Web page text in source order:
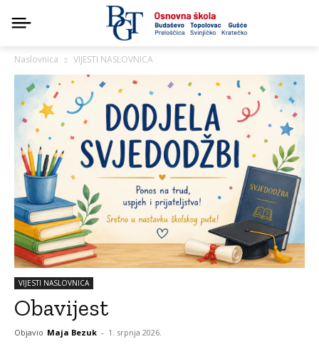
Naslovnica VIJESTI NASLOVNICA
VIJESTI NASLOVNICA
Obavijest
Objavio Maja Bezuk - 1. srpnja 2026.